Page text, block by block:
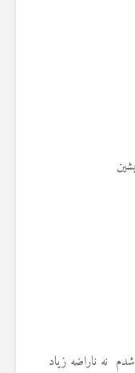
شدم نه ناراضه زیاد